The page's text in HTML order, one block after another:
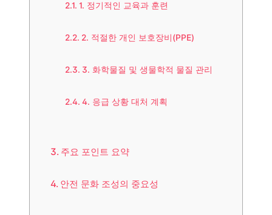
1. 정기적인 교육과 훈련
2. 적절한 개인 보호장비(PPE)
3. 화학물질 및 생물학적 물질 관리
4. 응급 상황 대처 계획
주요 포인트 요약
안전 문화 조성의 중요성